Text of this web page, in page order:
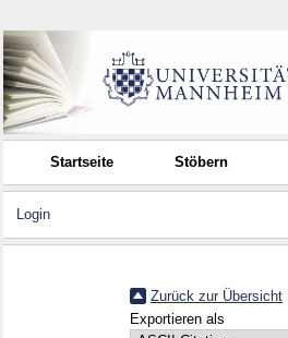
Startseite Stöbern
Login
Zurück zur Übersicht
Exportieren als